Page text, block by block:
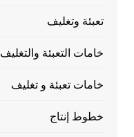
تعبئة وتغليف
خامات التعبئة والتغليف
خامات تعبئة و تغليف
خطوط إنتاج